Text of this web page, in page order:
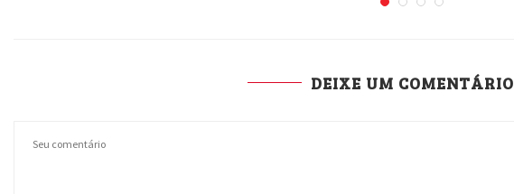
DEIXE UM COMENTÁRIO